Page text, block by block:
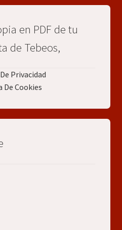
en PDF de tu
de Tebeos,
Privacidad
De Cookies